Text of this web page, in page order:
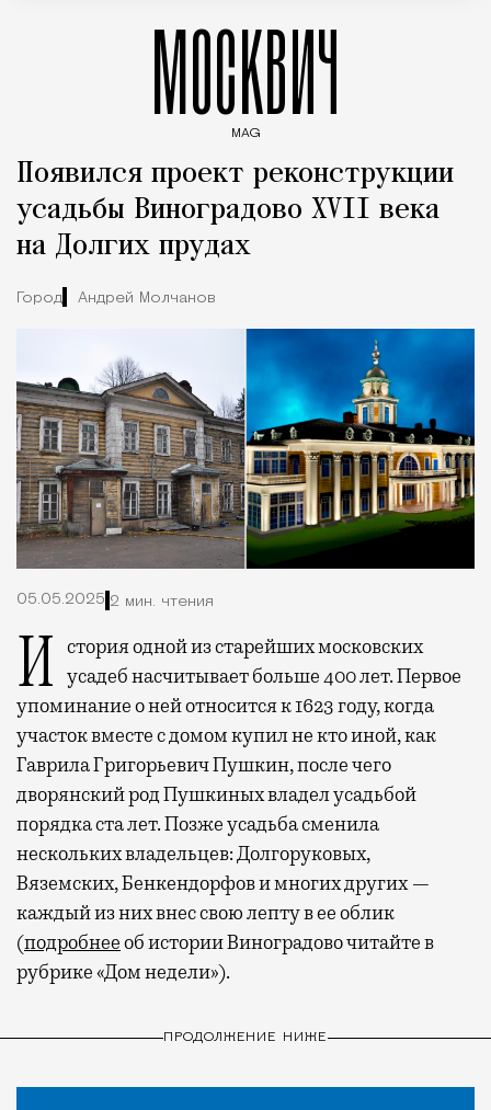
МОСКВИЧ
MAG
Появился проект реконструкции
усадьбы Виноградово XVII века
на Долгих прудах
Город Андрей Молчанов
05.05.2025 2 мин. чтения
История одной из старейших московских усадеб насчитывает больше 400 лет. Первое
упоминание о ней относится к 1623 году, когда
участок вместе с домом купил не кто иной, как
Гаврила Григорьевич Пушкин, после чего
дворянский род Пушкиных владел усадьбой
порядка ста лет. Позже усадьба сменила
нескольких владельцев: Долгоруковых,
Вяземских, Бенкендорфов и многих других —
каждый из них внес свою лепту в ее облик
(подробнееоб истории Виноградово читайте в
рубрике «Дом недели»).
ПРОДОЛЖЕНИЕ НИЖЕ